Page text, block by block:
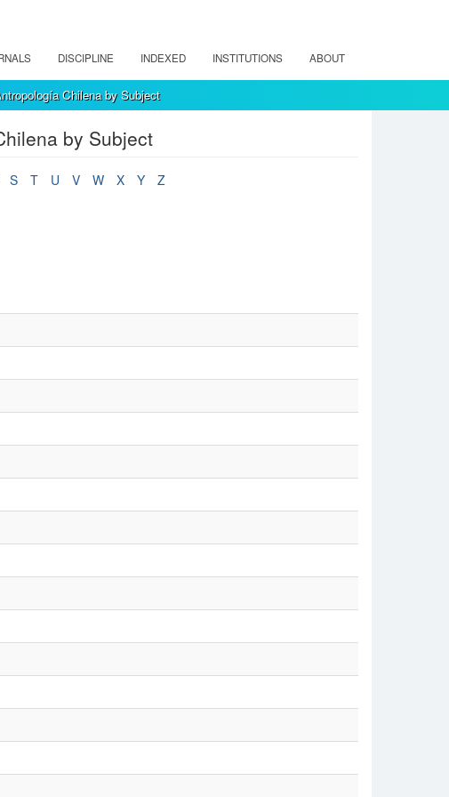
DISCIPLINE INDEXED INSTITUTIONS ABOUT
Chilena by Subject
by Subject
S T U V W X Y Z